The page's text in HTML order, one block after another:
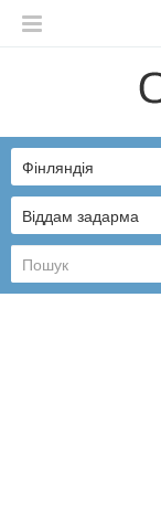
English
Русский
Українська
Віддам задарма
Фінляндія